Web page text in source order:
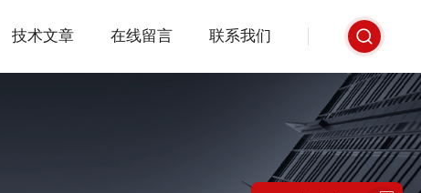
技术文章 在线留言 联系我们